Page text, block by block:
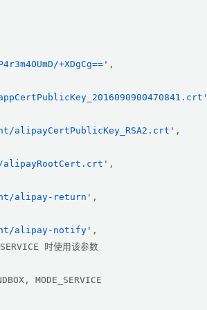
+XDgCg==' ,
alipayCertPublicKey_RSA2.crt' ,
alipayRootCert.crt' ,
alipay-return' ,
alipay-notify' ,
时使用该参数
MODE_SERVICE